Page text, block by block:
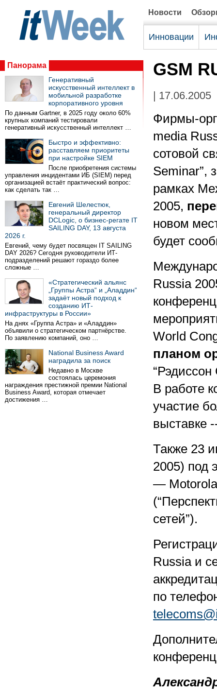
Новости
Инновации
Панорама
Генеративный
искусственный интеллект в
мобильной разработке
корпоративного уровня
По данным Gartner, в 2025 году около 60%
крупных компаний тестировали
генеративный искусственный интеллект …
Быстро и эффективно:
расставляем приоритеты
при настройке SIEM
После приобретения системы
управления инцидентами ИБ (SIEM) перед
организацией встаёт практический вопрос:
как сделать так …
Евгений Шелестюк,
генеральный директор
DCLogic, о бизнес-регате IT
SAILING DAY, 13 августа
2026 г.
Евгений, чему будет посвящен IT SAILING
DAY 2026? Сегодня руководители ИТ-
подразделений решают гораздо более
сложные …
«Стратегический альянс
„Группы Астра“ и „Аладдин“
задаёт новый подход к
созданию ИТ-
инфраструктуры в России»
На днях «Группа Астра» и «Аладдин»
объявили о стратегическом партнёрстве.
По заявлению компаний, оно …
National Business Award
наградила за поиск
Недавно в Москве
состоялась церемония
награждения престижной премии National
Business Award, которая отмечает
достижения …
GSM
| 17.06.2005
Фирмы-
media
сотовой
Seminar”,
рамках
2005,
новом
будет
Russia
World
планом
В работе
участие
выставке
Также 23
2005) под
— Motorola
сетей”).
Russia и
по